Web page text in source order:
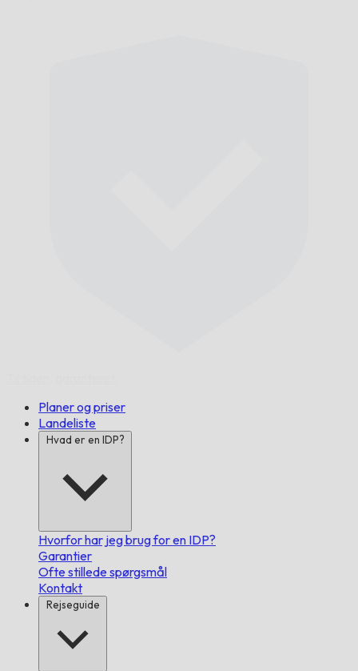
Planer og priser
Landeliste
Hvad er en IDP?
Hvorfor har jeg brug for en IDP?
Garantier
Ofte stillede spørgsmål
Kontakt
Rejseguide